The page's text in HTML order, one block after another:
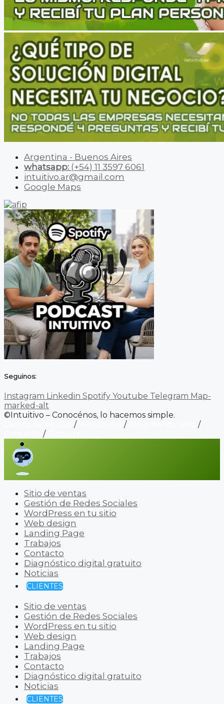
Argentina - Buenos Aires
whatsapp: (+54) 11 3597 6061
intuitivo.ar@gmail.com
Google Maps
Seguinos:
Instagram Linkedin Spotify Youtube Telegram Map-
marked-alt
©Intuitivo – Conocénos, lo hacemos simple.
/ /
/
/
Sitio de ventas
Gestión de Redes Sociales
WordPress en tu sitio
Web design
Landing Page
Trabajos
Contacto
Diagnóstico digital gratuito
Noticias
CLIENTES
Sitio de ventas
Gestión de Redes Sociales
WordPress en tu sitio
Web design
Landing Page
Trabajos
Contacto
Diagnóstico digital gratuito
Noticias
CLIENTES